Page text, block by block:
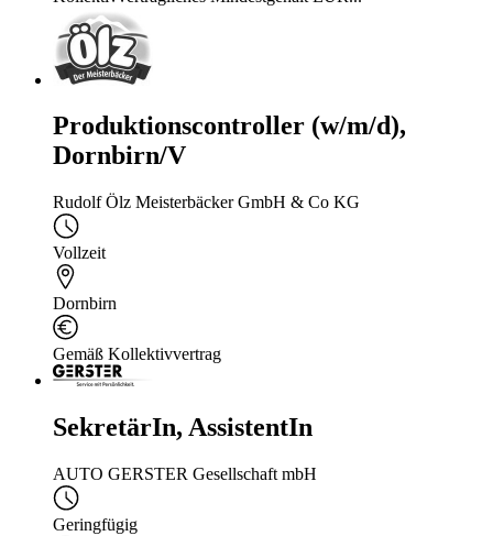
Produktionscontroller (w/m/d),
Dornbirn/V
Rudolf Ölz Meisterbäcker GmbH & Co KG
Vollzeit
Dornbirn
Gemäß Kollektivvertrag
SekretärIn, AssistentIn
AUTO GERSTER Gesellschaft mbH
Geringfügig